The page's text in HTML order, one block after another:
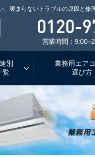
、暖まらないトラブルの原因と修
営業時間：
別
覧
業務用エア
選び方